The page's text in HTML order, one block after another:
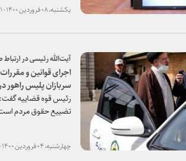
یکشنبه، ۰۸ فروردین ۱۴۰۰ - ۰۴:۳۱
آیت‌الله رئیسی در
اجرای قوانین و
سربازان پلیس راهور
بسزایی دارند
رئیس قوه قضاییه گفت:
تضییع حقوق مردم
چهارشنبه، ۰۴ فروردین ۱۴۰۰ - ۰۴:۳۱